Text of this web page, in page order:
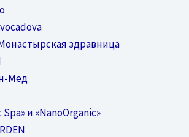
здравница
Мед
Spa» и «NanoOrganic»